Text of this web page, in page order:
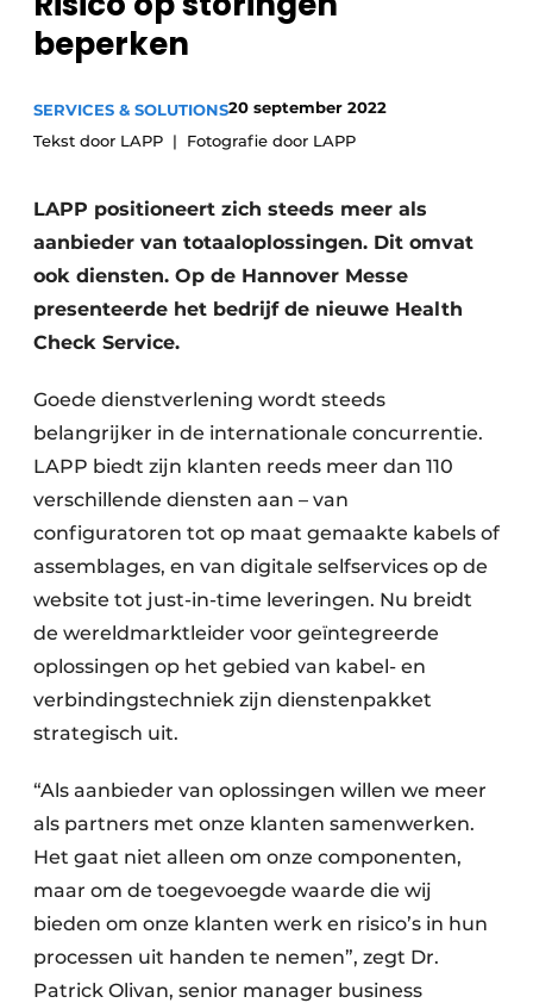
Privacy / Cookie statement
Vacatures
Video’s
beperken
SERVICES & SOLUTIONS20 september 2022
Tekst door LAPP
Fotografie door LAPP
LAPP positioneert zich steeds meer als
aanbieder van totaaloplossingen. Dit omvat
ook diensten. Op de Hannover Messe
presenteerde het bedrijf de nieuwe Health
Check Service.
Goede dienstverlening wordt steeds
belangrijker in de internationale concurrentie.
LAPP biedt zijn klanten reeds meer dan 110
verschillende diensten aan – van
configuratoren tot op maat gemaakte kabels of
assemblages, en van digitale selfservices op de
website tot just-in-time leveringen. Nu breidt
de wereldmarktleider voor geïntegreerde
oplossingen op het gebied van kabel- en
verbindingstechniek zijn dienstenpakket
strategisch uit.
“Als aanbieder van oplossingen willen we meer
als partners met onze klanten samenwerken.
Het gaat niet alleen om onze componenten,
maar om de toegevoegde waarde die wij
bieden om onze klanten werk en risico’s in hun
processen uit handen te nemen”, zegt Dr.
Patrick Olivan, senior manager business